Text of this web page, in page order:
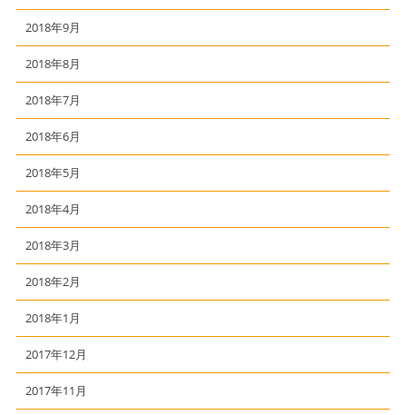
2018年9月
2018年8月
2018年7月
2018年6月
2018年5月
2018年4月
2018年3月
2018年2月
2018年1月
2017年12月
2017年11月